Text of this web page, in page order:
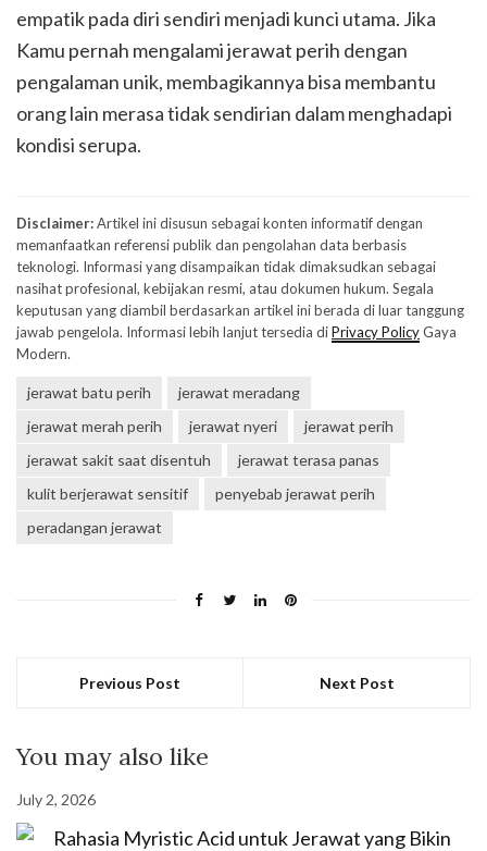
empatik pada diri sendiri menjadi kunci utama. Jika
Kamu pernah mengalami jerawat perih dengan
pengalaman unik, membagikannya bisa membantu
orang lain merasa tidak sendirian dalam menghadapi
kondisi serupa.
Disclaimer:Artikel ini disusun sebagai konten informatif dengan
memanfaatkan referensi publik dan pengolahan data berbasis
teknologi. Informasi yang disampaikan tidak dimaksudkan sebagai
nasihat profesional, kebijakan resmi, atau dokumen hukum. Segala
keputusan yang diambil berdasarkan artikel ini berada di luar tanggung
jawab pengelola. Informasi lebih lanjut tersedia diPrivacy PolicyGaya
Modern.
jerawat batu perih
jerawat meradang
jerawat merah perih
jerawat nyeri
jerawat perih
jerawat sakit saat disentuh
jerawat terasa panas
kulit berjerawat sensitif
penyebab jerawat perih
peradangan jerawat
Previous Post Next Post
You may also like
July 2, 2026